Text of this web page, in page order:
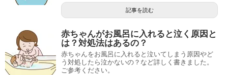
記事を読む
赤ちゃんがお風呂に入れると泣く原因と
は？対処法はあるの？
赤ちゃんをお風呂に入れると泣いてしまう原因やど
う対処したら泣かないの？など詳しく書きました。
ご参考ください。